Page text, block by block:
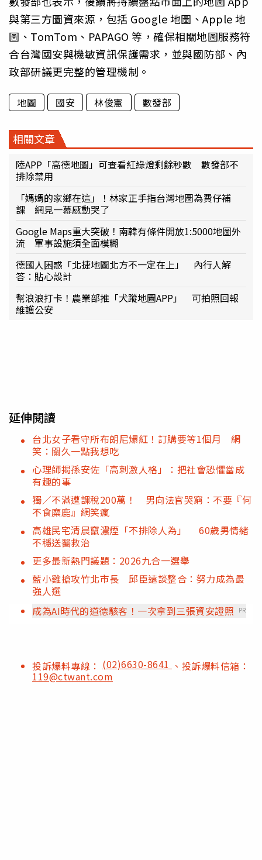
與第三方圖資來源，包括 Google 地圖、Apple 地
圖、TomTom、PAPAGO 等，確保相關地圖服務符
合台灣國安與機敏資訊保護需求，並與國防部、內
政部研議更完整的管理機制。
地圖 國安 林俊憲 數發部
相關文章
陸APP「高德地圖」可查看紅綠燈剩餘秒數 數發部不
排除禁用
「媽媽的家鄉在這」！林家正手指台灣地圖為費仔補
課 網見一幕感動哭了
Google Maps重大突破！南韓有條件開放1:5000地圖外
流 軍事設施須全面模糊
德國人困惑「北捷地圖北方不一定在上」 內行人解
答：貼心設計
幫浪浪打卡！農業部推「犬蹤地圖APP」 可拍照回報
維護公安
延伸閱讀
台北女子看守所布朗尼爆紅！訂購要等1個月 網
笑：關久一點我想吃
心理師揭孫安佐「高刺激人格」：把社會恐懼當成
有趣的事
獨／不滿遭課稅200萬！ 男向法官哭窮：不要『何
不食糜鹿』網笑瘋
高雄民宅清晨竄濃煙「不排除人為」 60歲男情緒
不穩送醫救治
更多最新熱門議題：2026九合一選舉
藍小雞搶攻竹北市長 邱臣遠談整合：努力成為最
強人選
成為AI時代的道德駭客！一次拿到三張資安證照
PR
投訴爆料專線： (02)6630-8641 、投訴爆料信箱：
119@ctwant.com